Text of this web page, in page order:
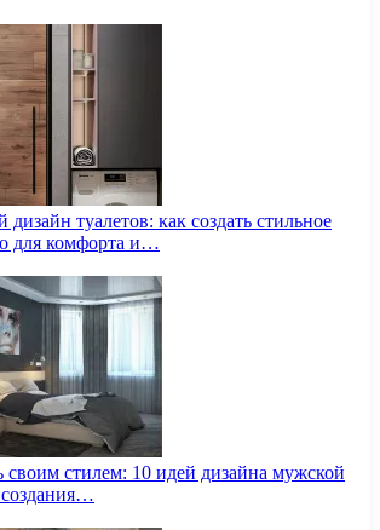
туалетов: как создать стильное
для комфорта и…
своим стилем: 10 идей дизайна мужской